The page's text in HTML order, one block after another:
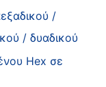
/
/ δυαδικού
Hex σε